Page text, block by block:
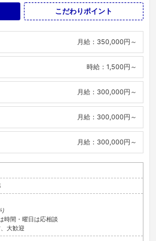
こだわりポイント
月給：350,000円～
時給：1,500円～
月給：300,000円～
月給：300,000円～
月給：300,000円～
時間・曜日は応相談
大歓迎